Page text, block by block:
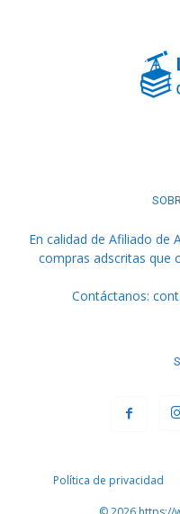
En calidad de Afiliado de
compras adscritas que
Contáctanos:
Política de privacidad